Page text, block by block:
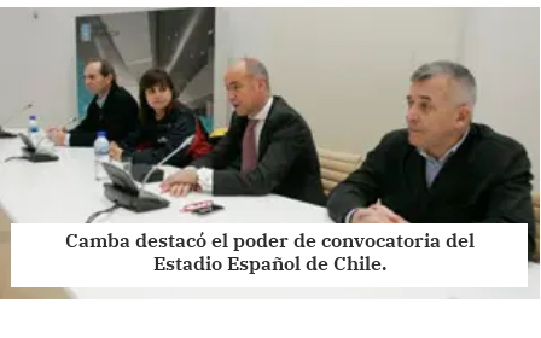
Camba destacó el poder de convocatoria del
Estadio Español de Chile.